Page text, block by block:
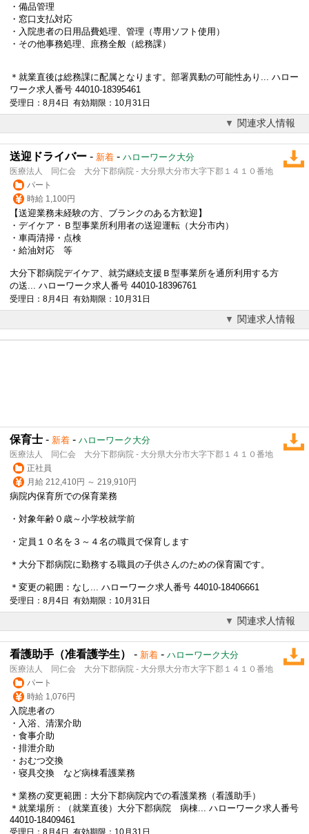
・備品管理
・窓口支払対応
・入院患者の日用品費処理、管理（専用ソフト使用）
・その他事務処理、庶務全般（総務課）
＊就業直後は総務課に配属となります。部署異動の可能性あり... ハロー
ワーク求人番号 44010-18395461
受理日：8月4日 有効期限：10月31日
関連求人情報
送迎ドライバー - 新着 - ハローワーク大分
医療法人 同仁会 大分下郡病院 - 大分県大分市大字下郡１４１０番地
パート
時給 1,100円
【送迎業務未経験の方、ブランクのある方歓迎】
・デイケア・Ｂ型事業所利用者の送迎運転（大分市内）
・車両清掃・点検
・給油対応 等
大分下郡病院デイケア、就労継続支援Ｂ型事業所を通所利用する方
の送... ハローワーク求人番号 44010-18396761
受理日：8月4日 有効期限：10月31日
関連求人情報
保育士 - 新着 - ハローワーク大分
医療法人 同仁会 大分下郡病院 - 大分県大分市大字下郡１４１０番地
正社員
月給 212,410円 ～ 219,910円
病院内保育所での保育業務
・対象年齢０歳～小学校就学前
・定員１０名を３～４名の職員で保育します
＊ 大分下郡病院に勤務する職員の子供さんのための保育園です。
＊変更の範囲：なし... ハローワーク求人番号 44010-18406661
受理日：8月4日 有効期限：10月31日
関連求人情報
看護助手（准看護学生） - 新着 - ハローワーク大分
医療法人 同仁会 大分下郡病院 - 大分県大分市大字下郡１４１０番地
パート
時給 1,076円
入院患者の
・入浴、清潔介助
・食事介助
・排泄介助
・おむつ交換
・寝具交換 など病棟看護業務
＊業務の変更範囲： 大分下郡病院内での看護業務（看護助手）
＊就業場所：（就業直後） 大分下郡病院 病棟... ハローワーク求人番号
44010-18409461
受理日：8月4日 有効期限：10月31日